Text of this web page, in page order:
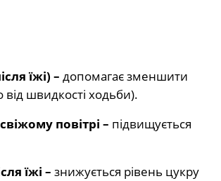
їжі) – допомагає зменшити
від швидкості ходьби).
повітрі – підвищується
їжі – знижується рівень цукру